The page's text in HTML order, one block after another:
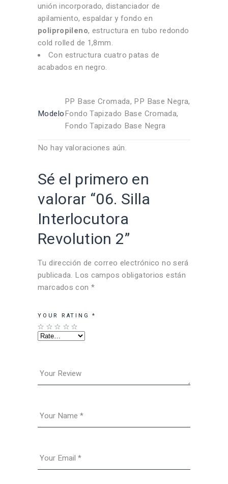
unión incorporado, distanciador de
apilamiento, espaldar y fondo en
polipropileno, estructura en tubo redondo
cold rolled de 1,8mm.
Con estructura cuatro patas de
acabados en negro.
Modelo
PP Base Cromada, PP Base Negra,
Fondo Tapizado Base Cromada,
Fondo Tapizado Base Negra
No hay valoraciones aún.
Sé el primero en
valorar “06. Silla
Interlocutora
Revolution 2”
Tu dirección de correo electrónico no será
publicada. Los campos obligatorios están
marcados con *
YOUR RATING *